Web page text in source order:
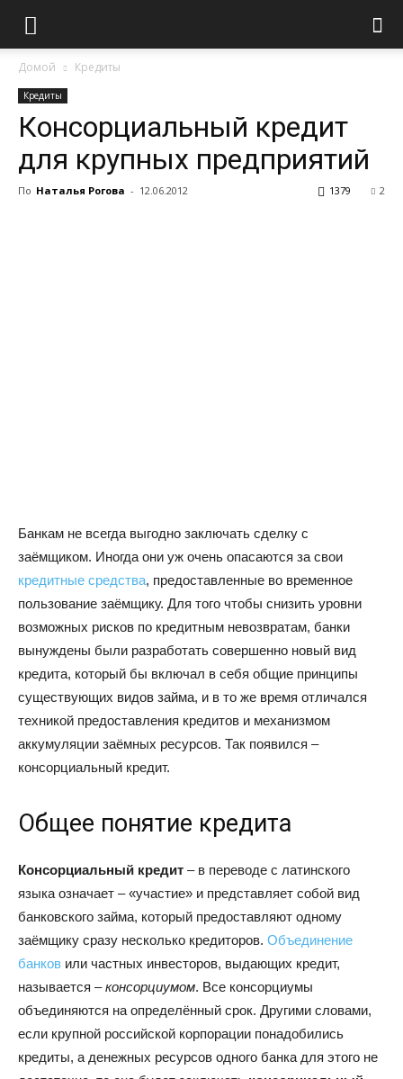
Домой Кредиты
Кредиты
Консорциальный кредит
для крупных предприятий
По Наталья Рогова - 12.06.2012 2
1379
Банкам не всегда выгодно заключать сделку с
заёмщиком. Иногда они уж очень опасаются за свои
кредитные средства, предоставленные во временное
пользование заёмщику. Для того чтобы снизить уровни
возможных рисков по кредитным невозвратам, банки
вынуждены были разработать совершенно новый вид
кредита, который бы включал в себя общие принципы
существующих видов займа, и в то же время отличался
техникой предоставления кредитов и механизмом
аккумуляции заёмных ресурсов. Так появился –
консорциальный кредит.
Общее понятие кредита
Консорциальный кредит – в переводе с латинского
языка означает – «участие» и представляет собой вид
банковского займа, который предоставляют одному
заёмщику сразу несколько кредиторов. Объединение
банков или частных инвесторов, выдающих кредит,
называется –консорциумом. Все консорциумы
объединяются на определённый срок. Другими словами,
если крупной российской корпорации понадобились
кредиты, а денежных ресурсов одного банка для этого не